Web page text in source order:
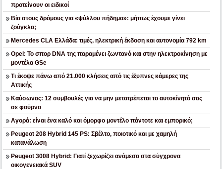
προτείνουν οι ειδικοί
Βία στους δρόμους για «ψύλλου πήδημα»: μήπως έχουμε γίνει
ζούγκλα;
Mercedes CLA Ελλάδα: τιμές, ηλεκτρική έκδοση και αυτονομία 792 km
Opel: Το σπορ DNA της παραμένει ζωντανό και στην ηλεκτροκίνηση με
μοντέλα GSe
Τι έκοψε πάνω από 21.000 κλήσεις από τις έξυπνες κάμερες της
Αττικής
Καύσωνας: 12 συμβουλές για να μην μετατρέπεται το αυτοκίνητό σας
σε φούρνο
Αγορά: είναι ένα καλό και όμορφο μοντέλο πάντοτε και εμπορικό;
Peugeot 208 Hybrid 145 PS: Σβέλτο, ποιοτικό και με χαμηλή
κατανάλωση
Peugeot 3008 Hybrid: Γιατί ξεχωρίζει ανάμεσα στα σύγχρονα
οικογενειακά SUV